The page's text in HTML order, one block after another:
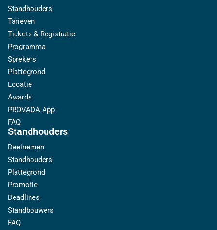
Standhouders
Tarieven
Tickets & Registratie
Programma
Sprekers
Plattegrond
Locatie
Awards
PROVADA App
FAQ
Standhouders
Deelnemen
Standhouders
Plattegrond
Promotie
Deadlines
Standbouwers
FAQ